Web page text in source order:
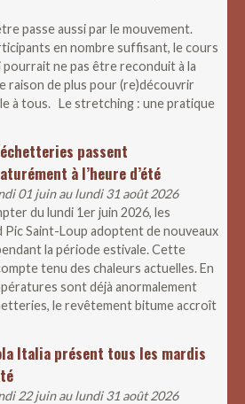
passe aussi par le mouvement.
en nombre suffisant, le cours
ne pas être reconduit à la
raison de plus pour (re)découvrir
à tous. Le stretching : une pratique
passent
à l’heure d’été
01 juin au lundi 31 août 2026
du lundi 1er juin 2026, les
Saint-Loup adoptent de nouveaux
la période estivale. Cette
tenu des chaleurs actuelles. En
sont déjà anormalement
le revêtement bitume accroît
Italia présent tous les mardis
22 juin au lundi 31 août 2026